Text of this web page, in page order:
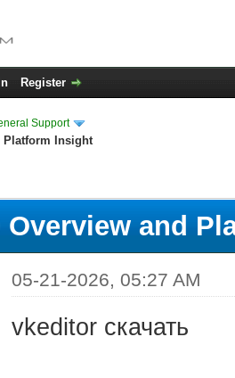
Register
Support
Platform Insight
Overview and
05-21-2026, 05:27 AM
vkeditor скачать